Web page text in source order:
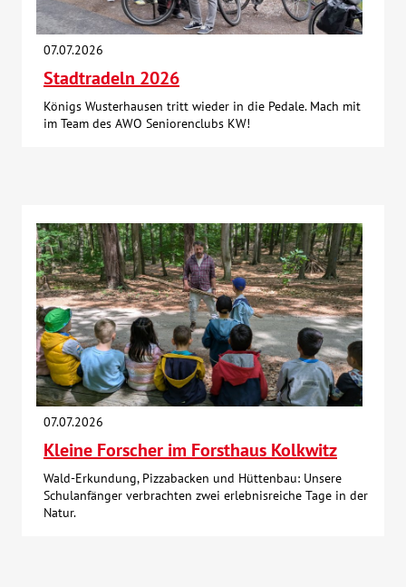
07.07.2026
Stadtradeln 2026
Königs Wusterhausen tritt wieder in die Pedale. Mach mit
im Team des AWO Seniorenclubs KW!
07.07.2026
Kleine Forscher im Forsthaus Kolkwitz
Wald-Erkundung, Pizzabacken und Hüttenbau: Unsere
Schulanfänger verbrachten zwei erlebnisreiche Tage in der
Natur.